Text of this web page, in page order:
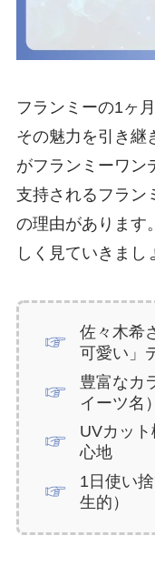
フランミーの1ヶ
その魅力を引き継
がフランミーワン
支持されるフラン
の理由があります
しく見ていきまし
佐々木希
可愛い」
豊富なカ
イーツ名）
UVカッ
心地
1日使い
生的）